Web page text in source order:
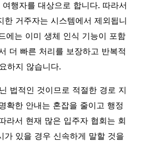
행자를 대상으로 합니다. 따라서
한 거주자는 시스템에서 제외됩니
에는 이미 생체 인식 기능이 포함
더 빠른 처리를 보장하고 반복적
하지 않습니다.
법적인 것이므로 적절한 경로 지
확한 안내는 혼잡을 줄이고 행정
라서 현재 많은 입주자 협회는 회
가 있을 경우 신속하게 말할 것을